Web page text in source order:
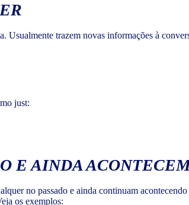
Usualmente trazem novas informações à
just:
E AINDA
no passado e ainda continuam
os exemplos: